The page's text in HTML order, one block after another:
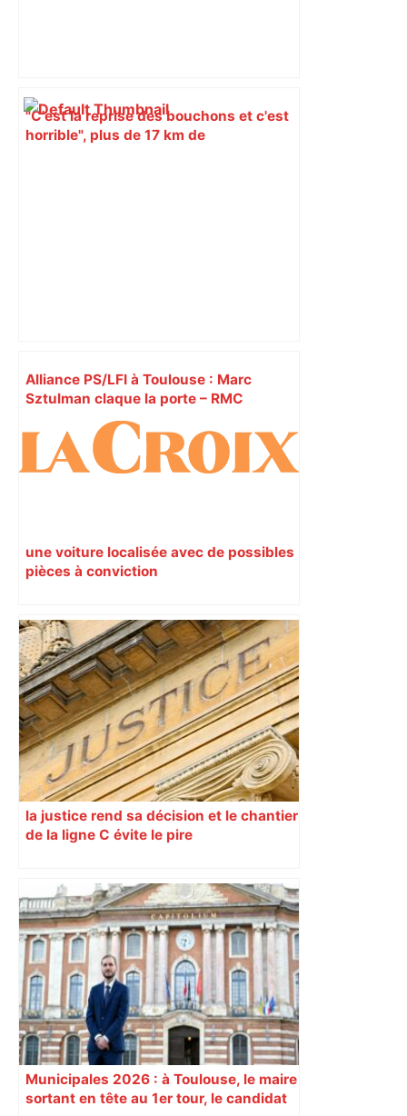
"C'est la reprise des bouchons et c'est
horrible", plus de 17 km de
Alliance PS/LFI à Toulouse : Marc
Sztulman claque la porte – RMC
une voiture localisée avec de possibles
pièces à conviction
la justice rend sa décision et le chantier
de la ligne C évite le pire
Municipales 2026 : à Toulouse, le maire
sortant en tête au 1er tour, le candidat